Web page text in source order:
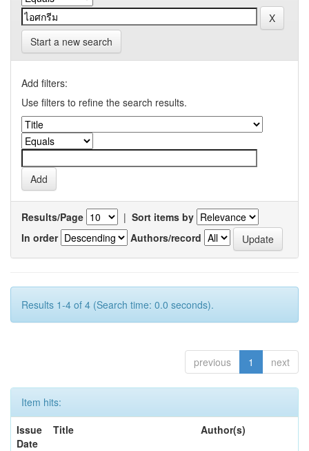
Start a new search
Add filters:
Use filters to refine the search results.
Results/Page | Sort items by
In order
Authors/record
Results 1-4 of 4 (Search time: 0.0 seconds).
previous 1 next
Item hits:
Issue
Date
Title Author(s)